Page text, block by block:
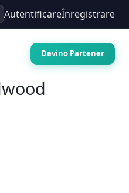
AutentificareÎnregistrare
Devino Partener